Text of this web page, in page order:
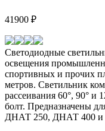
41900 ₽
Светодиодные
освещения
спортивных и прочих
метров. Светильник
рассеивания 60°, 90° и
болт. Предназначены
ДНАТ 250, ДНАТ 400 и